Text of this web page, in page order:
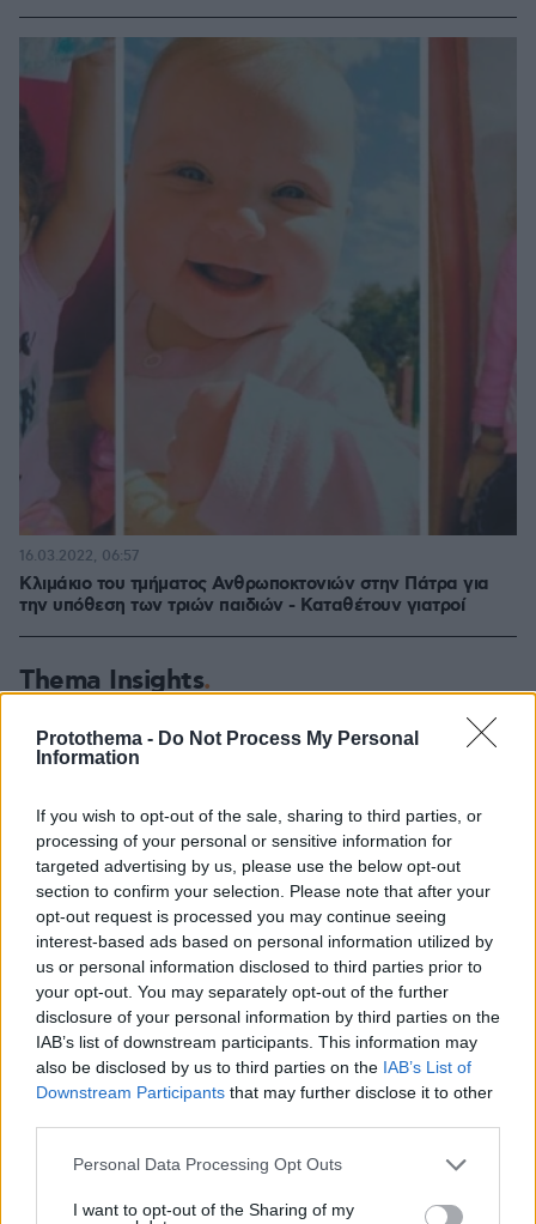
Protothema - Do Not Process My Personal
Information
If you wish to opt-out of the sale, sharing to third parties, or
processing of your personal or sensitive information for
targeted advertising by us, please use the below opt-out
section to confirm your selection. Please note that after your
opt-out request is processed you may continue seeing
interest-based ads based on personal information utilized by
us or personal information disclosed to third parties prior to
your opt-out. You may separately opt-out of the further
disclosure of your personal information by third parties on the
IAB’s list of downstream participants. This information may
also be disclosed by us to third parties on the IAB’s List of
Downstream Participants that may further disclose it to other
Please note that this website/app uses one or more Google
not limited to your visit or usage behaviour. You may click to
Personal Data Processing Opt Outs
I want to opt-out of the Sharing of my
Κλιμάκιο του τμήματος Ανθρωποκτονιών στην Πάτρα για
την υπόθεση των τριών παιδιών - Καταθέτουν γιατροί
16.03.2022, 06:57
Thema Insights